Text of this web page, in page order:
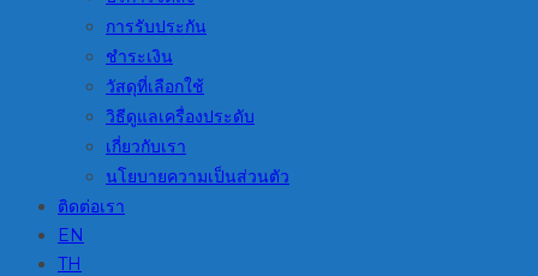
การรับประกัน
ชำระเงิน
วัสดุที่เลือกใช้
วิธีดูแลเครื่องประดับ
เกี่ยวกับเรา
นโยบายความเป็นส่วนตัว
ติดต่อเรา
EN
TH